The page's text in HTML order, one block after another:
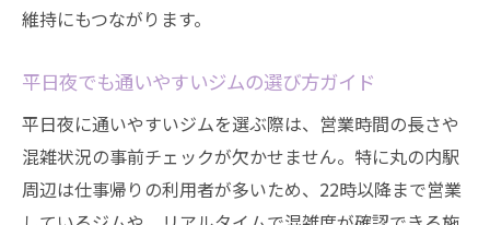
維持にもつながります。
平日夜でも通いやすいジムの選び方ガイド
平日夜に通いやすいジムを選ぶ際は、営業時間の長さや
混雑状況の事前チェックが欠かせません。特に丸の内駅
周辺は仕事帰りの利用者が多いため、22時以降まで営業